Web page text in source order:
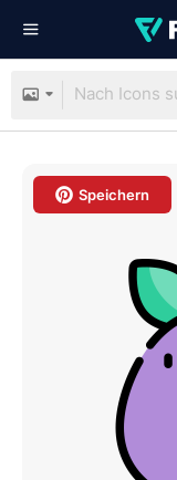
Speichern